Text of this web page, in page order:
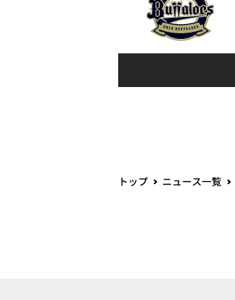
トップ ニュース一覧